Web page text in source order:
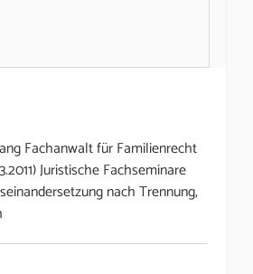
Fachanwalt für Familienrecht
Juristische Fachseminare
nach Trennung,